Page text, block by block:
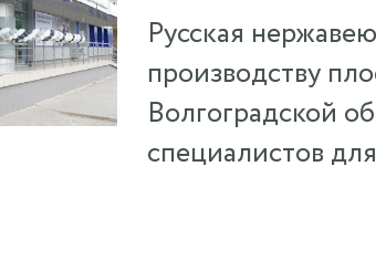
Русская
производству
Волгоградской
специалистов